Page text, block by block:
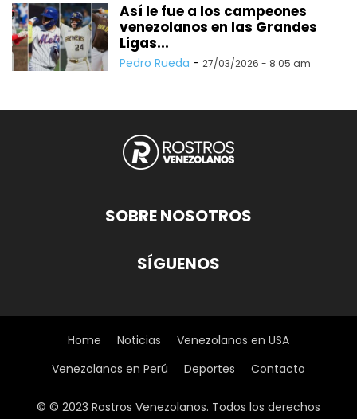
Así le fue a los campeones
venezolanos en las Grandes
Ligas...
Pedro Rueda - 27/03/2026 - 8:05 am
SOBRE NOSOTROS
SÍGUENOS
Home Noticias
Venezolanos en USA
Venezolanos en Perú
Deportes Contacto
© © 2023 Rostros Venezolanos. Todos los derechos